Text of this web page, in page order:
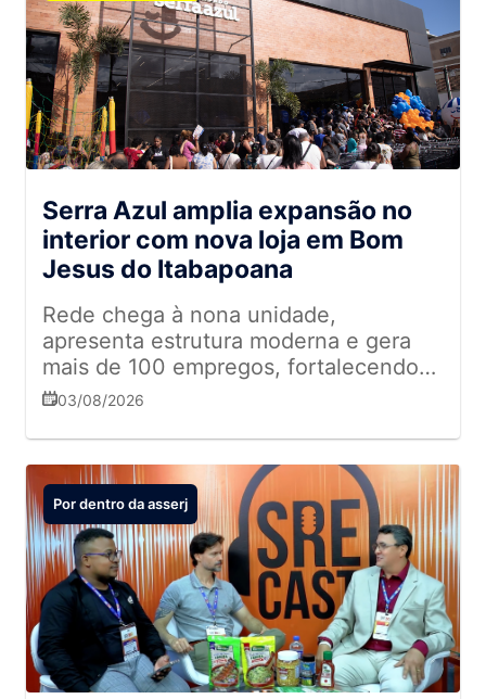
Serra Azul amplia expansão no
interior com nova loja em Bom
Jesus do Itabapoana
Rede chega à nona unidade,
apresenta estrutura moderna e gera
mais de 100 empregos, fortalecendo
sua presença no mercado fluminense
03/08/2026
Por dentro da asserj